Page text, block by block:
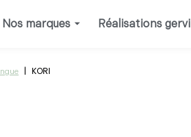
Nos marques Réalisations gervi
| KORI